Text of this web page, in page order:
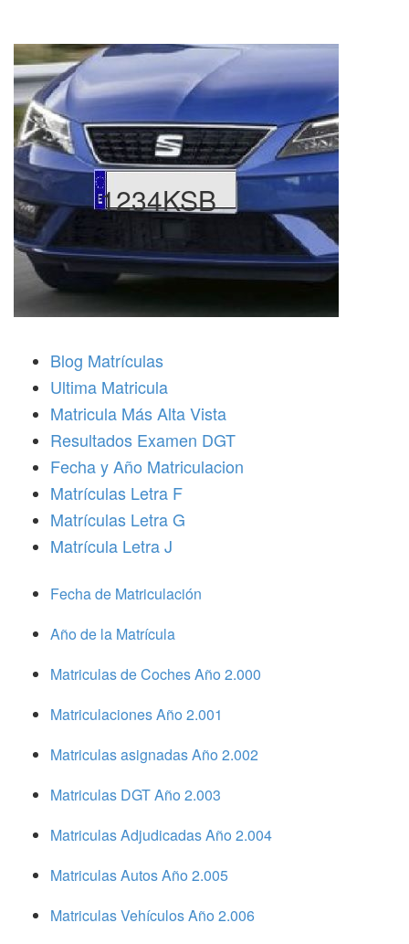
1234KSB
Blog Matrículas
Ultima Matricula
Matricula Más Alta Vista
Resultados Examen DGT
Fecha y Año Matriculacion
Matrículas Letra F
Matrículas Letra G
Matrícula Letra J
Fecha de Matriculación
Año de la Matrícula
Matriculas de Coches Año 2.000
Matriculaciones Año 2.001
Matriculas asignadas Año 2.002
Matriculas DGT Año 2.003
Matriculas Adjudicadas Año 2.004
Matriculas Autos Año 2.005
Matriculas Vehículos Año 2.006